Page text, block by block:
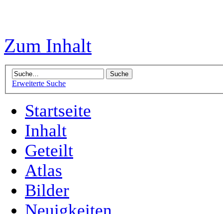
Zum Inhalt
Erweiterte Suche
Startseite
Inhalt
Geteilt
Atlas
Bilder